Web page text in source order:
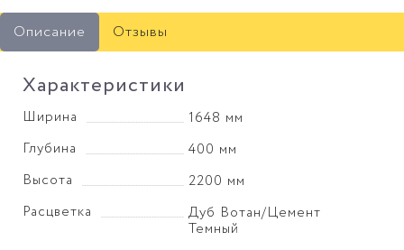
Описание Отзывы
Характеристики
Ширина
1648 мм
Глубина
400 мм
Высота
2200 мм
Расцветка
Дуб Вотан/Цемент
Темный